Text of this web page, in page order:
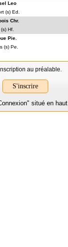
Leo
(s) Ed.
Chr.
Hf.
Pie.
(s) Pe.
au préalable.
S'inscrire
situé en